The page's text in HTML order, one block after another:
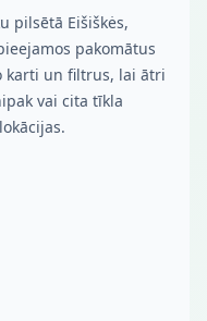
pilsētā Eišiškės,
pakomātus
karti un filtrus, lai ātri
vai cita tīkla